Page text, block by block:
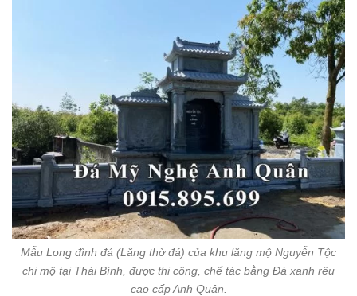
Mẫu Long đình đá (Lăng thờ đá) của khu lăng mộ Nguyễn Tộc
chi mộ tại Thái Bình, được thi công, chế tác bằng Đá xanh rêu
cao cấp Anh Quân.